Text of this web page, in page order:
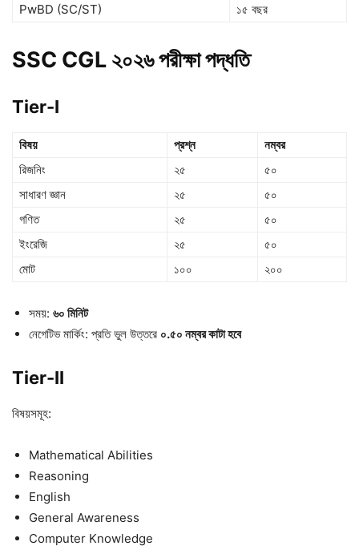
PwBD (SC/ST)
১৫ বছর
SSC CGL ২০২৬ পরীক্ষা পদ্ধতি
Tier-I
বিষয় প্রশ্ন
নম্বর
রিজনিং
২৫
৫০
সাধারণ জ্ঞান
২৫
৫০
গণিত
২৫
৫০
ইংরেজি
২৫
৫০
মোট
১০০ ২০০
সময়: ৬০ মিনিট
নেগেটিভ মার্কিং: প্রতি ভুল উত্তরে ০.৫০ নম্বর কাটা হবে
Tier-II
বিষয়সমূহ:
Mathematical Abilities
Reasoning
English
General Awareness
Computer Knowledge